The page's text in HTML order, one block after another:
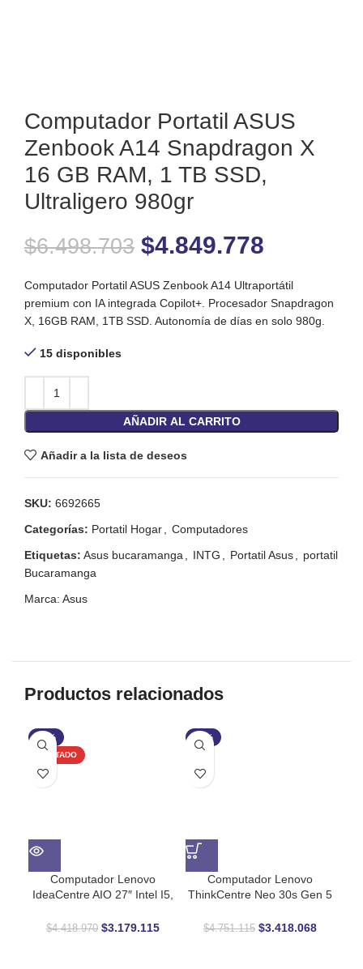
Computador Portatil ASUS
Zenbook A14 Snapdragon X
16 GB RAM, 1 TB SSD,
Ultraligero 980gr
$6.498.703 $4.849.778
Computador Portatil ASUS Zenbook A14 Ultraportátil
premium con IA integrada Copilot+. Procesador Snapdragon
X, 16GB RAM, 1TB SSD. Autonomía de días en solo 980g.
15 disponibles
AÑADIR AL CARRITO
Añadir a la lista de deseos
SKU: 6692665
Categorías: Portatil Hogar, Computadores
Etiquetas: Asus bucaramanga, INTG , Portatil Asus, portatil
Bucaramanga
Marca: Asus
Productos relacionados
-28%
AGOTADO
Computador Lenovo
IdeaCentre AIO 27″ Intel I5,
Tu Centro Digital
$4.418.970 $3.179.115
-28%
Computador Lenovo
ThinkCentre Neo 30s Gen 5
512GB SSD
$4.751.115 $3.418.068